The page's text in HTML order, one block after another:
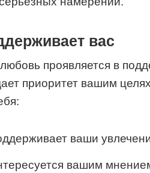
вас
проявляется в
приоритет вашим
ваши
вашим